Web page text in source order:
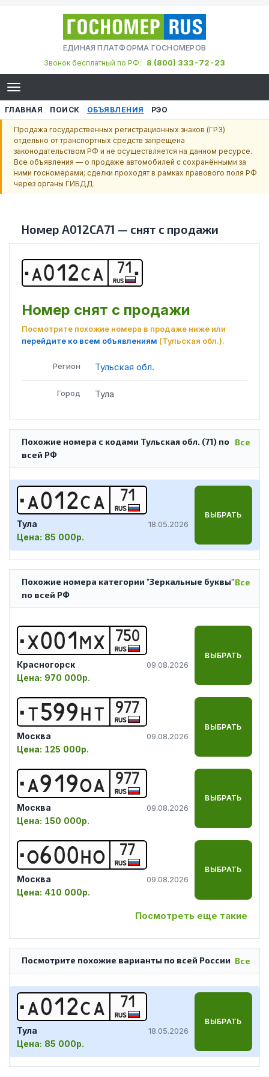
ЕДИНАЯ ПЛАТФОРМА ГОСНОМЕРОВ
Звонок бесплатный по РФ:
8 (800) 333-72-23
ГЛАВНАЯ ПОИСК ОБЪЯВЛЕНИЯ РЭО
Продажа государственных регистрационных знаков (ГРЗ)
отдельно от транспортных средств запрещена
законодательством РФ и не осуществляется на данном ресурсе.
Все объявления — о продаже автомобилей с сохранёнными за
ними госномерами; сделки проходят в рамках правового поля РФ
через органы ГИБДД.
Номер А012СА71 — снят с продажи
А01 2С А 71
RUS
Номер снят с продажи
Посмотрите похожие номера в продаже ниже или
перейдите ко всем объявлениям (Тульская обл.).
Регион Тульская обл.
Город Тула
Все
Похожие номера с кодами Тульская обл. (71) по
всей РФ
А01 2С А 71
RUS
Тула 18.05.2026
Цена: 85 000р.
ВЫБРАТЬ
Все
Похожие номера категории "Зеркальные буквы"
по всей РФ
Х001 МХ 750
RUS
Красногорск 09.08.2026
Цена: 970 000р.
ВЫБРАТЬ
Т599НТ 977
RUS
Москва 09.08.2026
Цена: 125 000р.
ВЫБРАТЬ
А91 9ОА 977
RUS
Москва 09.08.2026
Цена: 150 000р.
ВЫБРАТЬ
О600НО 77
RUS
Москва 09.08.2026
Цена: 410 000р.
ВЫБРАТЬ
Посмотреть еще такие
Все
Посмотрите похожие варианты по всей России
А01 2С А 71
RUS
Тула 18.05.2026
Цена: 85 000р.
ВЫБРАТЬ